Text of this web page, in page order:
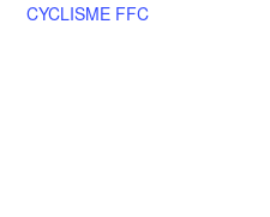
CYCLISME FFC